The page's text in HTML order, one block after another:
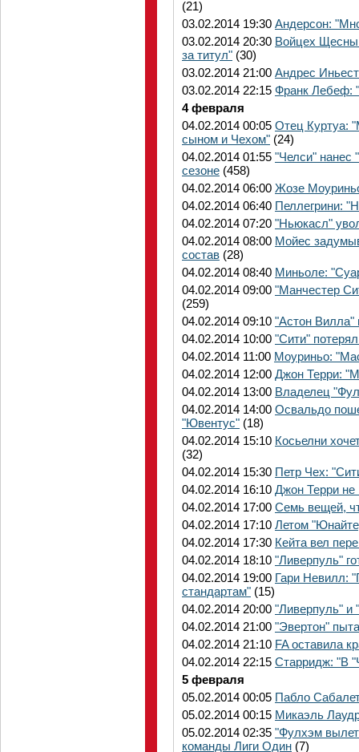
(21)
03.02.2014 19:30 Андерсон:
03.02.2014 20:30 Войцех
за титул" (30)
03.02.2014 21:00 Андрес
03.02.2014 22:15 Франк Лебеф:
4 февраля
04.02.2014 00:05 Отец Куртуа:
сыном и Чехом" (24)
04.02.2014 01:55 "Челси" нанес
сезоне (458)
04.02.2014 06:00 Жозе
04.02.2014 06:40 Пеллегрини:
04.02.2014 07:20 "Ньюкасл"
04.02.2014 08:00 Мойес
состав (28)
04.02.2014 08:40 Миньоле:
04.02.2014 09:00 "Манчестер
(259)
04.02.2014 09:10 "Астон Вилла"
04.02.2014 10:00 "Сити"
04.02.2014 11:00 Моуриньо:
04.02.2014 12:00 Джон Терри:
04.02.2014 13:00 Владелец
04.02.2014 14:00 Освальдо
"Ювентус" (18)
04.02.2014 15:10 Косьелни
(32)
04.02.2014 15:30 Петр Чех:
04.02.2014 16:10 Джон Терри не
04.02.2014 17:00 Семь вещей,
04.02.2014 17:10 Летом
04.02.2014 17:30 Кейта вел
04.02.2014 18:10 "Ливерпуль"
04.02.2014 19:00 Гари Невилл:
стандартам" (15)
04.02.2014 20:00 "Ливерпуль" и
04.02.2014 21:00 "Эвертон"
04.02.2014 21:10 FA оставила
04.02.2014 22:15 Старридж: "В
5 февраля
05.02.2014 00:05 Пабло
05.02.2014 00:15 Микаэль
05.02.2014 02:35 "Фулхэм
команды Лиги Один (7)